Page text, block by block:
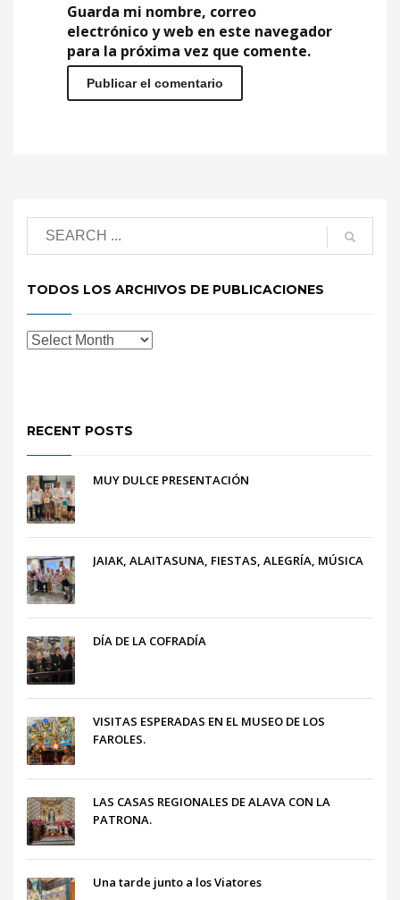
Guarda mi nombre, correo
electrónico y web en este navegador
para la próxima vez que comente.
TODOS LOS ARCHIVOS DE PUBLICACIONES
RECENT POSTS
MUY DULCE PRESENTACIÓN
JAIAK, ALAITASUNA, FIESTAS, ALEGRÍA, MÚSICA
DÍA DE LA COFRADÍA
VISITAS ESPERADAS EN EL MUSEO DE LOS
FAROLES.
LAS CASAS REGIONALES DE ALAVA CON LA
PATRONA.
Una tarde junto a los Viatores